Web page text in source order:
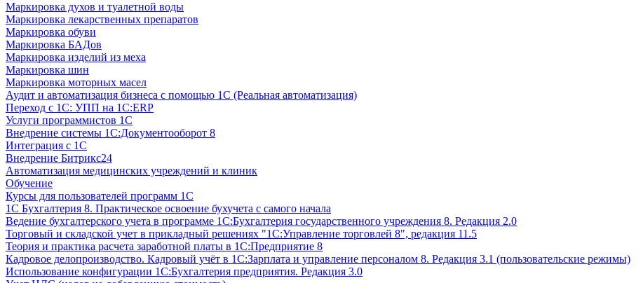
Маркировка духов и туалетной воды
Маркировка лекарственных препаратов
Маркировка обуви
Маркировка БАДов
Маркировка изделий из меха
Маркировка шин
Маркировка моторных масел
Аудит и автоматизация бизнеса с помощью 1С (Реальная автоматизация)
Переход с 1С: УПП на 1С:ERP
Услуги программистов 1С
Внедрение системы 1С:Документооборот 8
Интеграция с 1С
Внедрение Битрикс24
Автоматизация медицинских учреждений и клиник
Обучение
Курсы для пользователей программ 1С
1С Бухгалтерия 8. Практическое освоение бухучета с самого начала
Ведение бухгалтерского учета в программе 1С:Бухгалтерия государственного учреждения 8. Редакция 2.0
Торговый и складской учет в прикладный решениях "1С:Управление торговлей 8", редакция 11.5
Теория и практика расчета заработной платы в 1С:Предприятие 8
Кадровое делопроизводство. Кадровый учёт в 1С:Зарплата и управление персоналом 8. Редакция 3.1 (пользовательские режимы)
Использование конфигурации 1С:Бухгалтерия предприятия. Редакция 3.0